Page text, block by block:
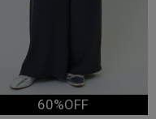
60%OFF